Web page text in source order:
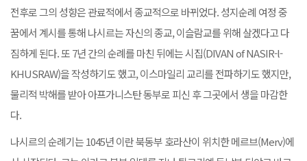
전후로 그의 성향은 관료적에서 종교적으로 바뀌었다. 성지순례 여정 중
꿈에서 계시를 통해 나시르는 자신의 종교, 이슬람교를 위해 살겠다고 다
짐하게 된다. 또 7년 간의 순례를 마친 뒤에는 시집(DIVAN of NASIR-l-
KHUSRAW)을 작성하기도 했고, 이스마일리 교리를 전파하기도 했지만,
물리적 박해를 받아 아프가니스탄 동부로 피신 후 그곳에서 생을 마감한
다.
나시르의 순례기는 1045년 이란 북동부 호라산이 위치한 메르브(Merv)에